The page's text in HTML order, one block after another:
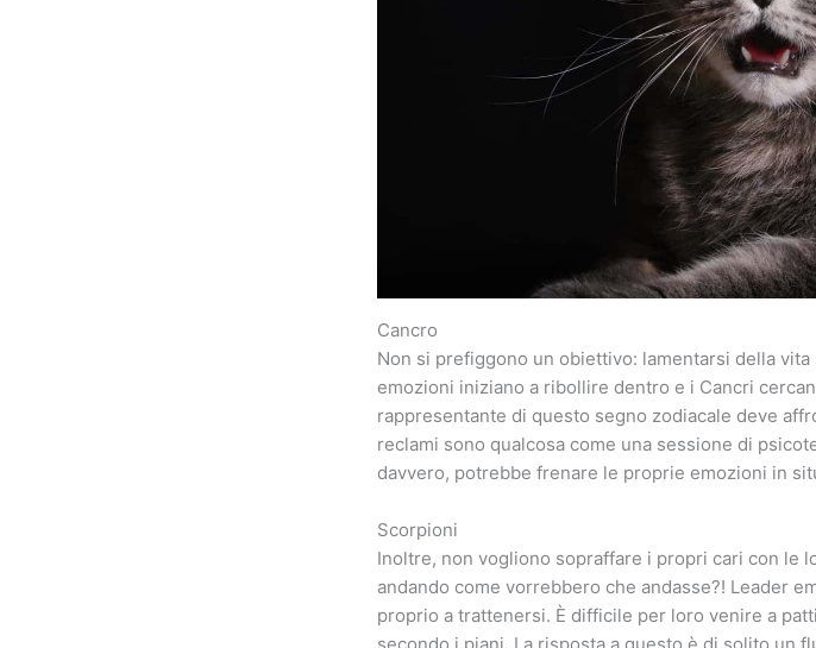
Cancro
Non si prefiggono un obiettivo: lamentarsi della
emozioni iniziano a ribollire dentro e i Cancri
rappresentante di questo segno zodiacale deve
reclami sono qualcosa come una sessione di
davvero, potrebbe frenare le proprie emozioni in
Scorpioni
Inoltre, non vogliono sopraffare i propri cari con le
andando come vorrebbero che andasse?! Leader
proprio a trattenersi. È difficile per loro venire a